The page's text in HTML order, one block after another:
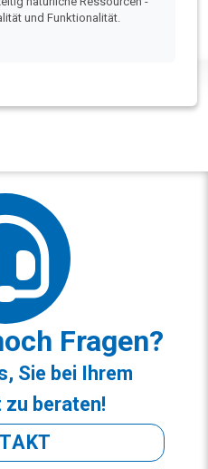
und Funktionalität.
Fragen?
Sie bei Ihrem
zu beraten!